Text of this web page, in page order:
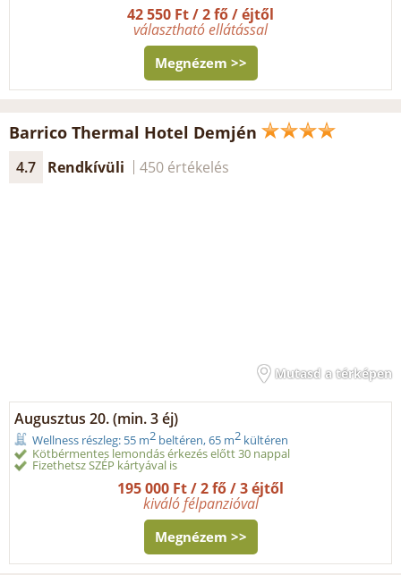
42 550 Ft / 2 fő / éjtől
választható ellátással
Megnézem >>
Barrico Thermal Hotel Demjén
4.7 Rendkívüli 450 értékelés
Mutasd a térképen
Augusztus 20. (min. 3 éj)
Wellness részleg: 55 m2 beltéren, 65 m2 kültéren
Kötbérmentes lemondás érkezés előtt 30 nappal
Fizethetsz SZÉP kártyával is
195 000 Ft / 2 fő / 3 éjtől
kiváló félpanzióval
Megnézem >>